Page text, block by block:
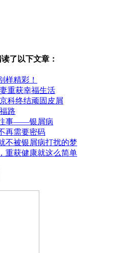
了以下文章：
样精彩！
重获幸福生活
科终结顽固皮屑
路
事——银屑病
再需要密码
不被银屑病打扰的梦
重获健康就这么简单